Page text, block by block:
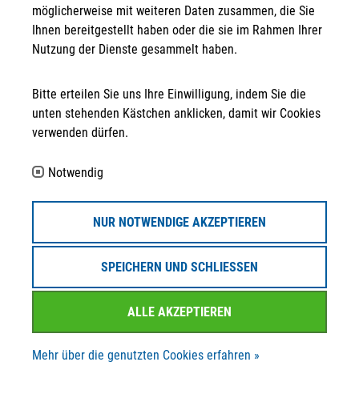
Anschrift
Neuwerkstraße 45/46
+49 361 30 258 - 130
Folgen Sie uns auf ...
möglicherweise mit weiteren Daten zusammen, die Sie
Ihnen bereitgestellt haben oder die sie im Rahmen Ihrer
Nutzung der Dienste gesammelt haben.
Bitte erteilen Sie uns Ihre Einwilligung, indem Sie die
unten stehenden Kästchen anklicken, damit wir Cookies
verwenden dürfen.
Notwendig
NUR NOTWENDIGE AKZEPTIEREN
SPEICHERN UND SCHLIESSEN
ALLE AKZEPTIEREN
Mehr über die genutzten Cookies erfahren »